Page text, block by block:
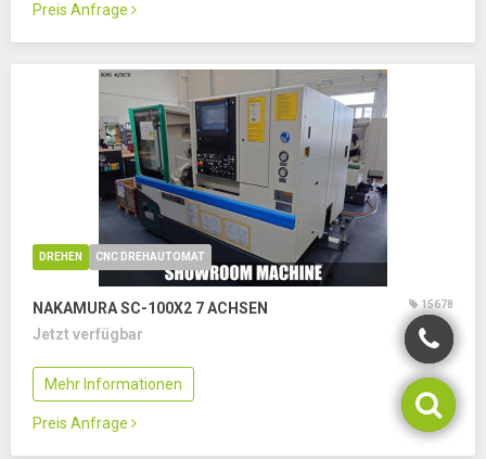
Preis Anfrage
DREHEN CNC DREHAUTOMAT
NAKAMURA SC-100X2 7 ACHSEN 15678
Jetzt verfügbar
Mehr Informationen
Preis Anfrage